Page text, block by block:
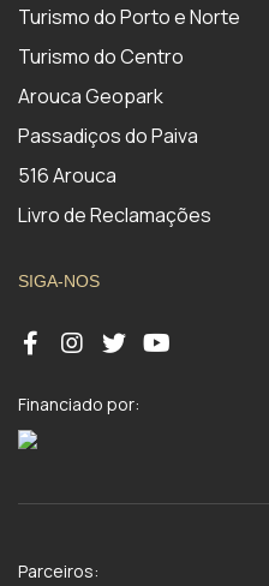
Turismo do Porto e Norte
Turismo do Centro
Arouca Geopark
Passadiços do Paiva
516 Arouca
Livro de Reclamações
SIGA-NOS
Financiado por:
Parceiros: